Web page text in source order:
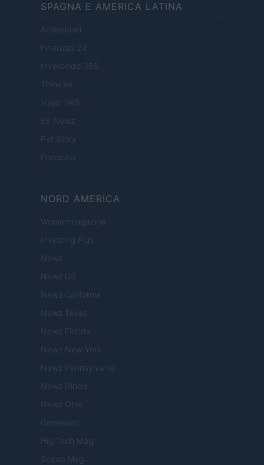
SPAGNA E AMERICA LATINA
Actualidad
Finanzas 24
Investindo 365
Think.es
Viajar 365
ES Newz
Pet Story
Encocina
NORD AMERICA
Womanmagazine
Investing Plus
Newz
Newz US
Newz California
Newz Texas
Newz Florida
Newz New York
Newz Pennsylvania
Newz Illinois
Newz Ohio
Gameland
Hig Tech Mag
Scoop Mag